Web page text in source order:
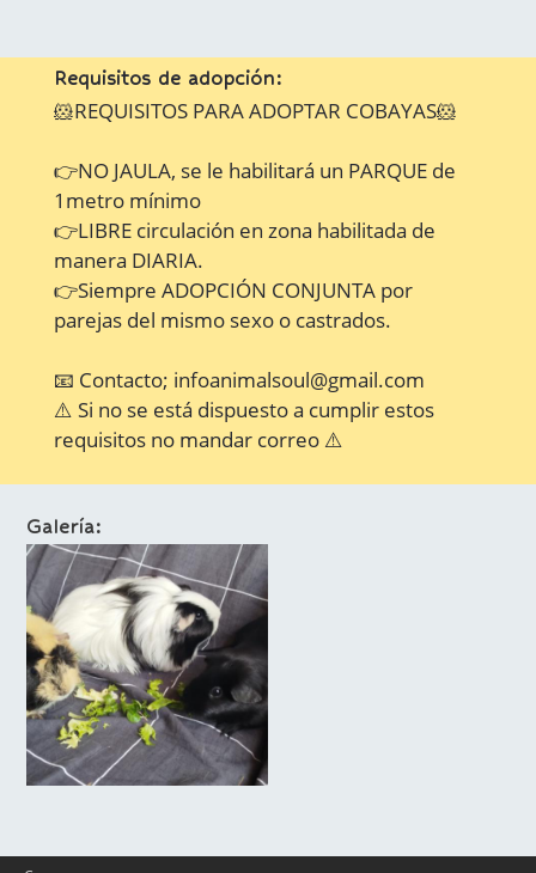
Requisitos de adopción:
🐹REQUISITOS PARA ADOPTAR COBAYAS🐹
👉NO JAULA, se le habilitará un PARQUE de
1metro mínimo
👉LIBRE circulación en zona habilitada de
manera DIARIA.
👉Siempre ADOPCIÓN CONJUNTA por
parejas del mismo sexo o castrados.
📧 Contacto; infoanimalsoul@gmail.com
⚠️ Si no se está dispuesto a cumplir estos
requisitos no mandar correo ⚠️
Galería:
FOOTER